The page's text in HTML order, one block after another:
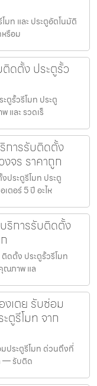
มท และ ประตูอัตโนมัติ
หรือม
ดตั้ง ประตูรั้ว
ตูรั้วรีโมท ประตู
และ รวดเร็
การรับติดตั้ง
จร ราคาถูก
ระตูรีโมท ประตู
ตอร์ 5 ปี อะไห
ริการรับติดตั้ง
ดตั้ง ประตูรั้วรีโมท
ณภาพ แล
เตย รับซ่อม
ตูรีโมท จาก
ประตูรีโมท ด่วนถึงที่
— รับติด